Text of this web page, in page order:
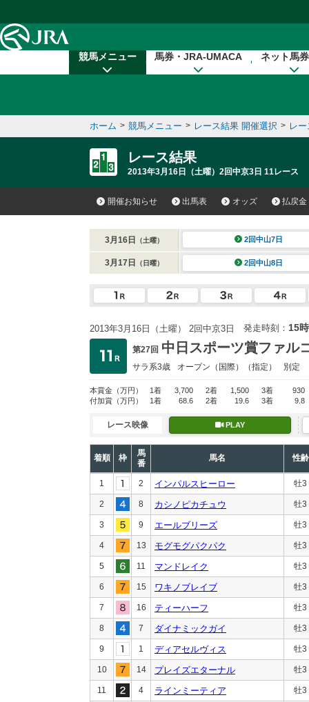
競馬メニュー 馬券・JRA-UMACA ネット馬
ホーム > 競馬メニュー > レース結果 開催選択 > レ
レース結果
2013年3月16日（土曜）2回中京3日 11レース
開催お知らせ 出馬表 オッズ 払戻金
3月16日 （土曜） 2回中山7日
3月17日 （日曜） 2回中山8日
2013年3月16日（土曜） 2回中京3日 発走時刻： 15
第27回 中日スポーツ賞ファル
サラ系3歳 オープン （国際）（指定） 別定
本賞金 （万円） 1着 3,700 2着 1,500 3着
930
付加賞 （万円） 1着 68.6 2着 19.6 3着 9.8
レース映像 PLAY
着順 枠
馬
番
馬名 性齢
1 2 インパルスヒーロー 牡3
2 8 カシノピカチュウ 牡3
3 9 エールブリーズ 牡3
4 13 モグモグパクパク 牡3
5 11 マンドレイク 牡3
6 15 ワキノブレイブ 牡3
7 16 ティーハーフ 牡3
8 7 ダイナミックガイ 牡3
9 1 ディアセルヴィス 牡3
10 14 プレイズエターナル 牡3
11 4 ラインミーティア 牡3